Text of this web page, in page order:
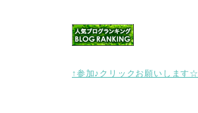
↑参加♪クリックお願いします☆